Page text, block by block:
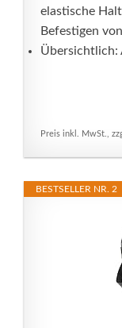
elastische
Befestigen
Übersichtlich:
Preis inkl. MwSt.,
BESTSELLER NR. 2